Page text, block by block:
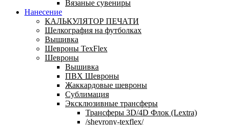
Вязаные сувениры
Нанесение
КАЛЬКУЛЯТОР ПЕЧАТИ
Шелкография на футболках
Вышивка
Шевроны TexFlex
Шевроны
Вышивка
ПВХ Шевроны
Жаккардовые шевроны
Сублимация
Эксклюзивные трансферы
Трансферы 3D/4D Флок (Lextra)
/shevrony-texflex/